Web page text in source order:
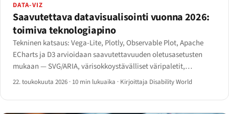
DATA-VIZ
Saavutettava datavisualisointi vuonna 2026:
toimiva teknologiapino
Tekninen katsaus: Vega-Lite, Plotly, Observable Plot, Apache
ECharts ja D3 arvioidaan saavutettavuuden oletusasetusten
mukaan — SVG/ARIA, värisokkoystävälliset väripaletit,
näppäimistönavigaatio, ruudunlukuohjelmarakenne ja
22. toukokuuta 2026 · 10 min lukuaika · Kirjoittaja Disability World